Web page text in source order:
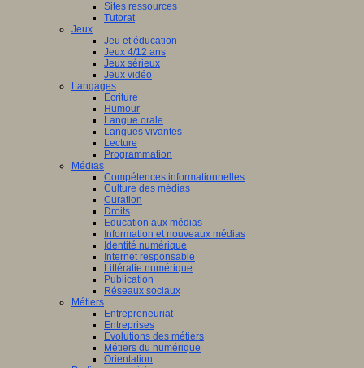
Sites ressources
Tutorat
Jeux
Jeu et éducation
Jeux 4/12 ans
Jeux sérieux
Jeux vidéo
Langages
Ecriture
Humour
Langue orale
Langues vivantes
Lecture
Programmation
Médias
Compétences informationnelles
Culture des médias
Curation
Droits
Education aux médias
Information et nouveaux médias
Identité numérique
Internet responsable
Littératie numérique
Publication
Réseaux sociaux
Métiers
Entrepreneuriat
Entreprises
Evolutions des métiers
Métiers du numérique
Orientation